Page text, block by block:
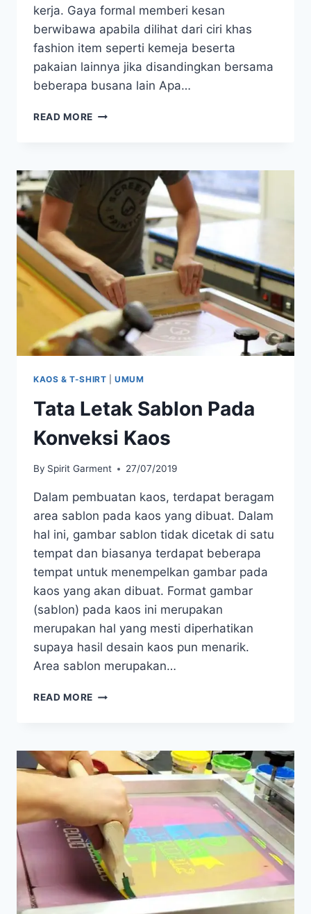
kerja. Gaya formal memberi kesan
berwibawa apabila dilihat dari ciri khas
fashion item seperti kemeja beserta
pakaian lainnya jika disandingkan bersama
beberapa busana lain Apa…
READ MORE 3
SERING
DIKENAKAN
PADA
ACARA
FORMAL
KAOS & T-SHIRT |UMUM
Tata Letak Sablon Pada
Konveksi Kaos
By Spirit Garment 27/07/2019
Dalam pembuatan kaos, terdapat beragam
area sablon pada kaos yang dibuat. Dalam
hal ini, gambar sablon tidak dicetak di satu
tempat dan biasanya terdapat beberapa
tempat untuk menempelkan gambar pada
kaos yang akan dibuat. Format gambar
(sablon) pada kaos ini merupakan
merupakan hal yang mesti diperhatikan
supaya hasil desain kaos pun menarik.
Area sablon merupakan…
READ MORE TATA
KONVEKSI
KAOS